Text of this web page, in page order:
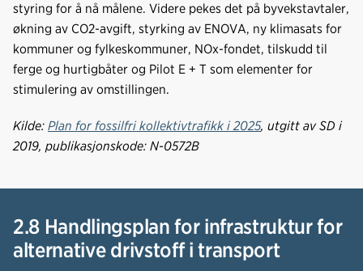
styring for å nå målene. Videre pekes det på byvekstavtaler,
økning av CO2-avgift, styrking av ENOVA, ny klimasats for
kommuner og fylkeskommuner, NOx-fondet, tilskudd til
ferge og hurtigbåter og Pilot E + T som elementer for
stimulering av omstillingen.
Kilde: Plan for fossilfri kollektivtrafikk i 2025, utgitt av SD i
2019, publikasjonskode: N-0572B
2.8 Handlingsplan for infrastruktur for
alternative drivstoff i transport